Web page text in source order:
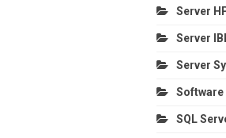
Server
Server
Server
Software
SQL